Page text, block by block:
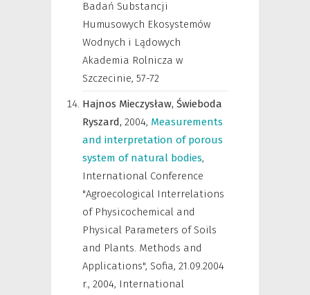
Badań Substancji
Humusowych Ekosystemów
Wodnych i Lądowych
Akademia Rolnicza w
Szczecinie, 57-72
Hajnos Mieczysław, Świeboda
Ryszard, 2004, Measurements
and interpretation of porous
system of natural bodies,
International Conference
"Agroecological Interrelations
of Physicochemical and
Physical Parameters of Soils
and Plants. Methods and
Applications", Sofia, 21.09.2004
r., 2004, International